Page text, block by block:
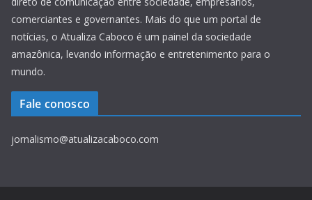
comerciantes e governantes. Mais do que um portal de
notícias, o Atualiza Caboco é um painel da sociedade
amazônica, levando informação e entretenimento para o
mundo.
Fale conosco
jornalismo@atualizacaboco.com